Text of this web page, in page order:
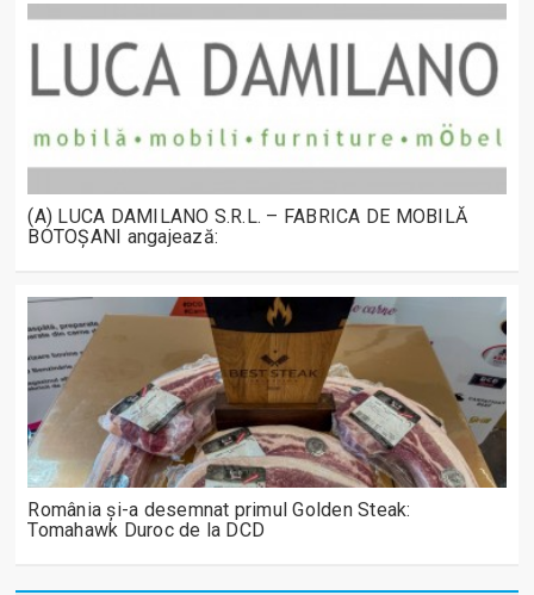
(A) LUCA DAMILANO S.R.L. – FABRICA DE MOBILĂ
BOTOȘANI angajează:
România și-a desemnat primul Golden Steak:
Tomahawk Duroc de la DCD